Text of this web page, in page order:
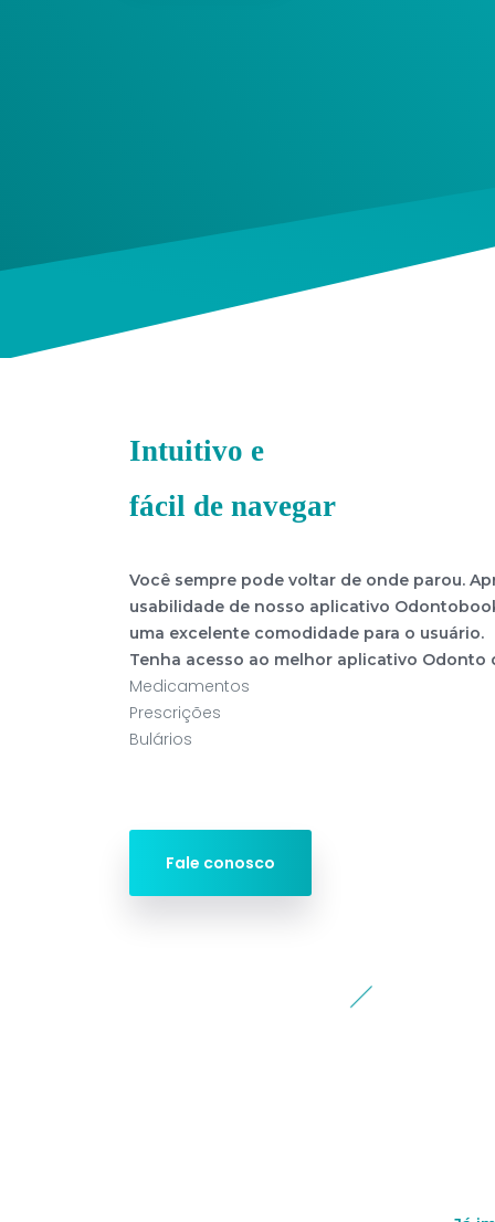
Intuitivo e
fácil de navegar
Você sempre pode voltar de onde parou.
usabilidade de nosso aplicativo
uma excelente comodidade para o usuário.
Tenha acesso ao melhor aplicativo Odonto
Medicamentos
Prescrições
Bulários
Fale conosco